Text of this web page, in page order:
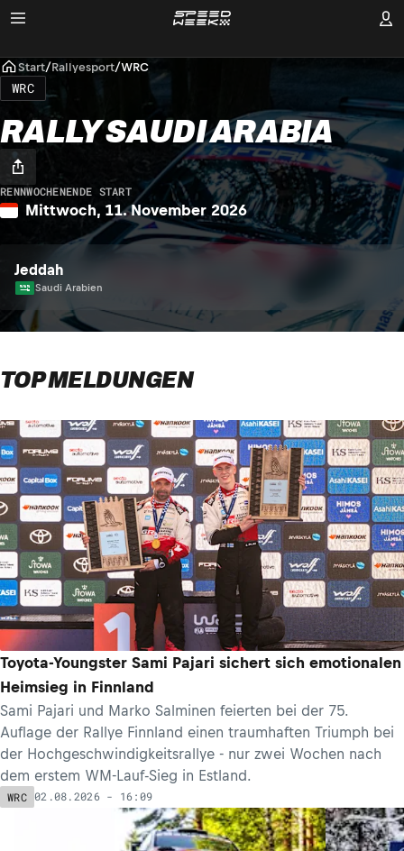
Start/Rallyesport/WRC
WRC
RALLY SAUDI ARABIA
RENNWOCHENENDE START
Mittwoch, 11. November 2026
Jeddah
Saudi Arabien
TOP MELDUNGEN
Toyota-Youngster Sami Pajari sichert sich emotionalen
Heimsieg in Finnland
Sami Pajari und Marko Salminen feierten bei der 75.
Auflage der Rallye Finnland einen traumhaften Triumph bei
der Hochgeschwindigkeitsrallye - nur zwei Wochen nach
dem erstem WM-Lauf-Sieg in Estland.
WRC 02.08.2026 - 16:09